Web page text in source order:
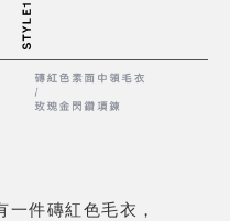
件磚紅色毛衣，